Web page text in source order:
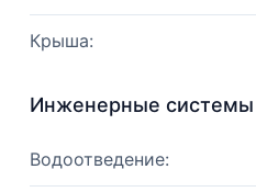
Крыша:
Инженерные системы
Водоотведение: